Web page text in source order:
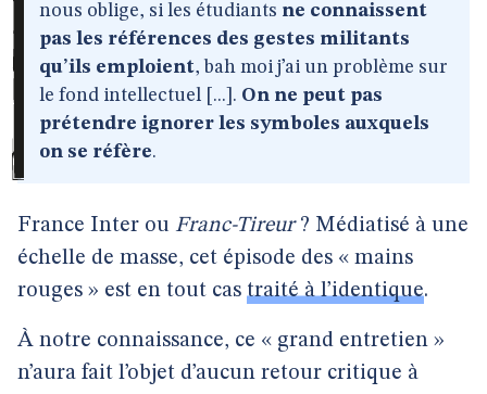
nous oblige, si les étudiants ne connaissent
pas les références des gestes militants
qu’ils emploient, bah moi j’ai un problème sur
le fond intellectuel [...]. On ne peut pas
prétendre ignorer les symboles auxquels
on se réfère.
France Inter ou Franc-Tireur? Médiatisé à une
échelle de masse, cet épisode des « mains
rouges » est en tout cas traité à l’identique.
À notre connaissance, ce « grand entretien »
n’aura fait l’objet d’aucun retour critique à